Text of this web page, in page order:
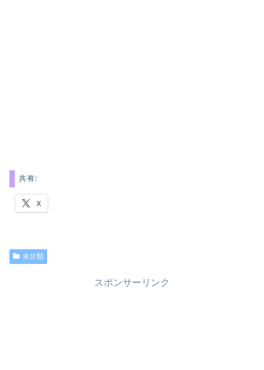
共有:
X
未分類
スポンサーリンク